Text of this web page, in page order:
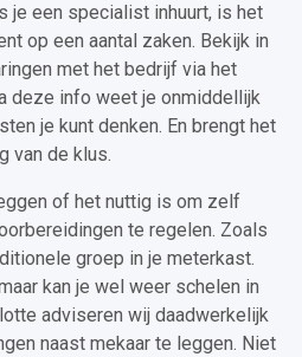
je een specialist inhuurt, is het
op een aantal zaken. Bekijk in
met het bedrijf via het
deze info weet je onmiddellijk
je kunt denken. En brengt het
van de klus.
of het nuttig is om zelf
te regelen. Zoals
groep in je meterkast.
kan je wel weer schelen in
adviseren wij daadwerkelijk
naast mekaar te leggen. Niet